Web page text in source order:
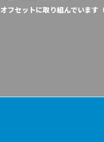
オフセットに取り組んでいます